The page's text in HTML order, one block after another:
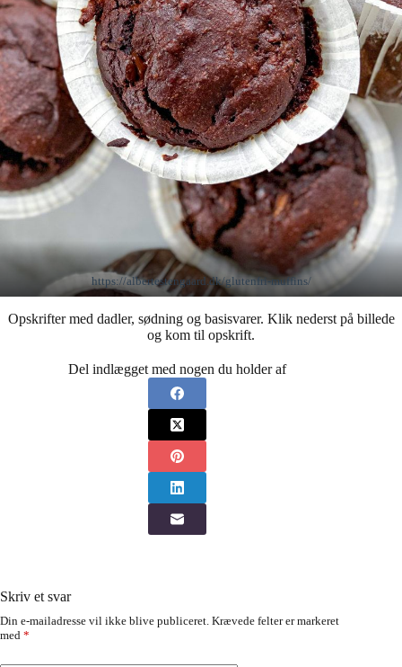
https://albertestengaard.dk/glutenfri-muffins/
Opskrifter med dadler, sødning og basisvarer. Klik nederst på billede
og kom til opskrift.
Del indlægget med nogen du holder af
Skriv et svar
Din e-mailadresse vil ikke blive publiceret. Krævede felter er markeret
med *